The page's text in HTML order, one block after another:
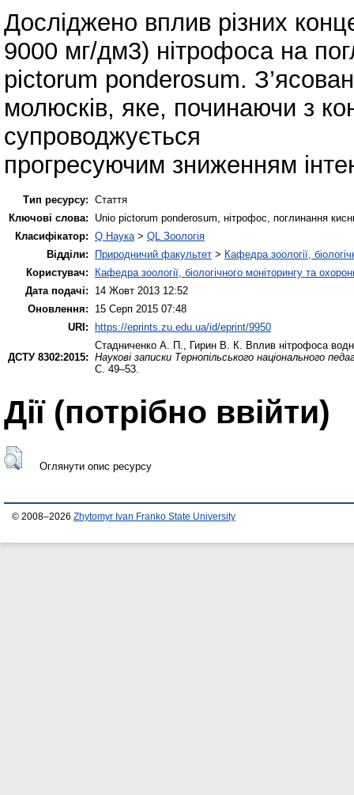
Досліджено вплив різних
9000 мг/дм3) нітрофоса на
pictorum ponderosum.
молюсків, яке, починаючи з
супроводжується
прогресуючим зниженням
Тип ресурсу: Стаття
Ключові слова:
Unio pictorum ponderosum, нітрофос, поглинання
Класифікатор: Q Наука > QL Зоологія
Відділи:
Природничий факультет > Кафедра зоології,
Користувач:
Кафедра зоології, біологічного моніторингу та
Дата подачі:
14 Жовт 2013 12:52
Оновлення:
15 Серп 2015 07:48
URI: https://eprints.zu.edu.ua/id/eprint/9950
ДСТУ 8302:2015:
Стадниченко А. П. Гирин В. К.
Вплив нітрофоса
Наукові записки Тернопільського національного
С. 49–53.
Дії ​​(потрібно ввійти)
Оглянути опис ресурсу
© 2008–2026 Zhytomyr Ivan Franko State University